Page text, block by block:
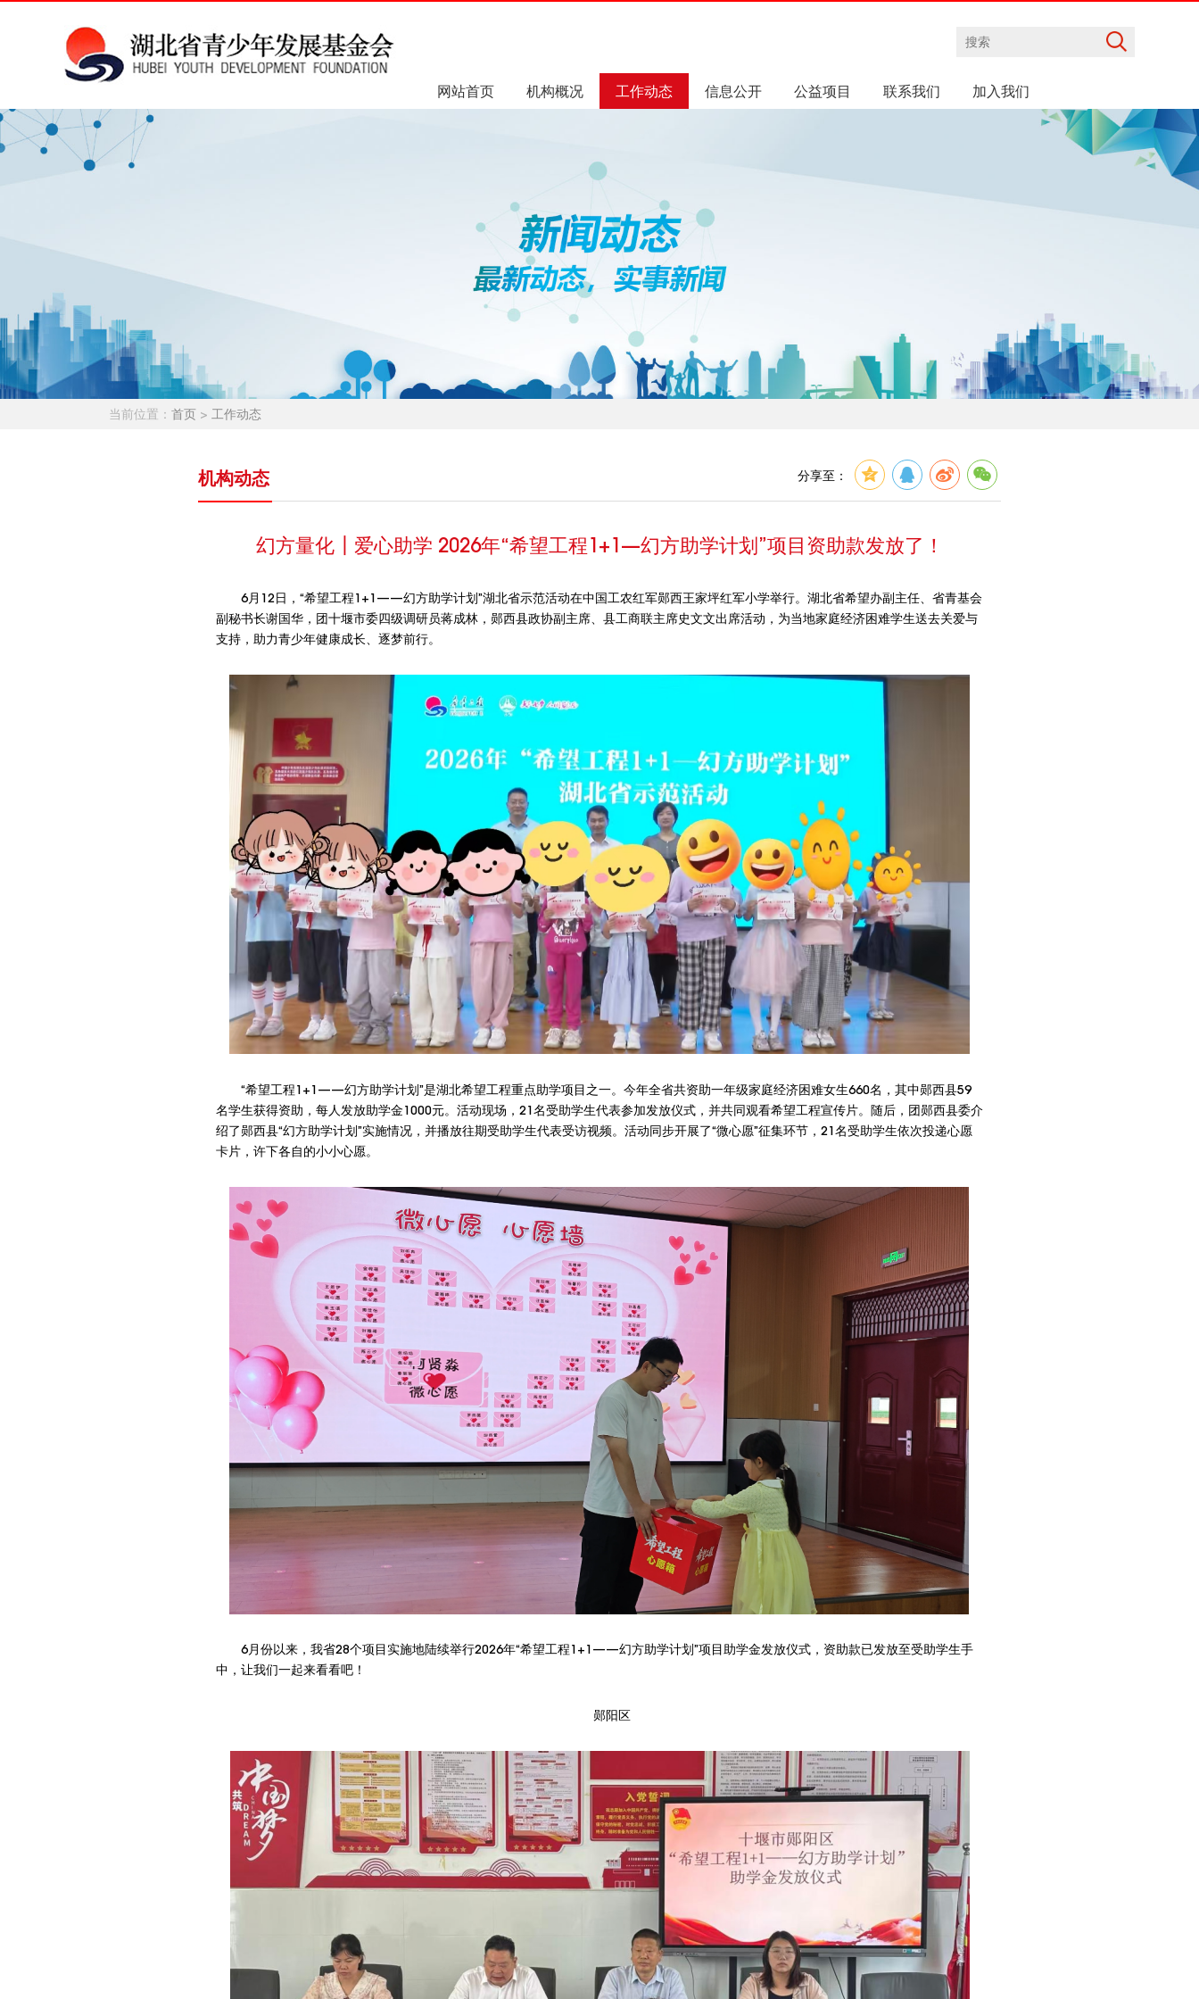
网站首页 机构概况 工作动态 信息公开 公益项目 联系我们 加入我们
当前位置： 首页 > 工作动态
机构动态 分享至：
幻方量化┃爱心助学 2026年“希望工程1+1—幻方助学计划”项目资助款发放了！
6月12日，“希望工程1+1——幻方助学计划”湖北省示范活动在中国工农红军郧西王家坪红军小学举行。湖北省希望办副主任、省青基会
副秘书长谢国华，团十堰市委四级调研员蒋成林，郧西县政协副主席、县工商联主席史文文出席活动，为当地家庭经济困难学生送去关爱与
支持，助力青少年健康成长、逐梦前行。
“希望工程1+1——幻方助学计划”是湖北希望工程重点助学项目之一。今年全省共资助一年级家庭经济困难女生660名，其中郧西县59
名学生获得资助，每人发放助学金1000元。活动现场，21名受助学生代表参加发放仪式，并共同观看希望工程宣传片。随后，团郧西县委介
绍了郧西县“幻方助学计划”实施情况，并播放往期受助学生代表受访视频。活动同步开展了“微心愿”征集环节，21名受助学生依次投递心愿
卡片，许下各自的小小心愿。
6月份以来，我省28个项目实施地陆续举行2026年“希望工程1+1——幻方助学计划”项目助学金发放仪式，资助款已发放至受助学生手
中，让我们一起来看看吧！
郧阳区